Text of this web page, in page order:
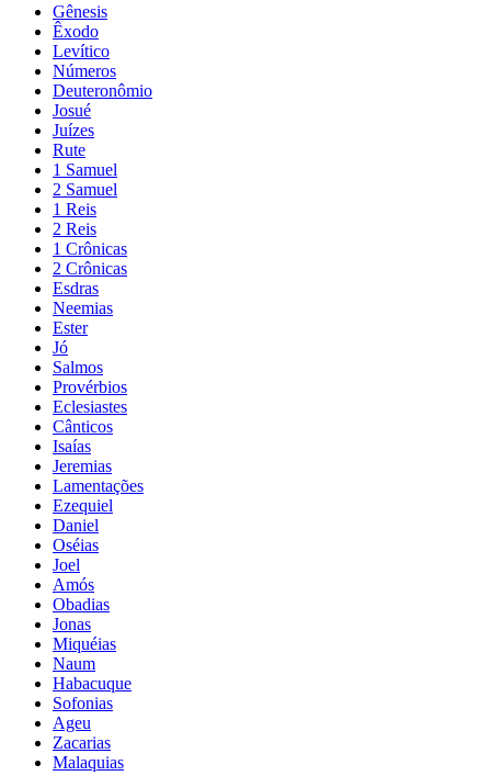
Gênesis
Êxodo
Levítico
Números
Deuteronômio
Josué
Juízes
Rute
1 Samuel
2 Samuel
1 Reis
2 Reis
1 Crônicas
2 Crônicas
Esdras
Neemias
Ester
Jó
Salmos
Provérbios
Eclesiastes
Cânticos
Isaías
Jeremias
Lamentações
Ezequiel
Daniel
Oséias
Joel
Amós
Obadias
Jonas
Miquéias
Naum
Habacuque
Sofonias
Ageu
Zacarias
Malaquias